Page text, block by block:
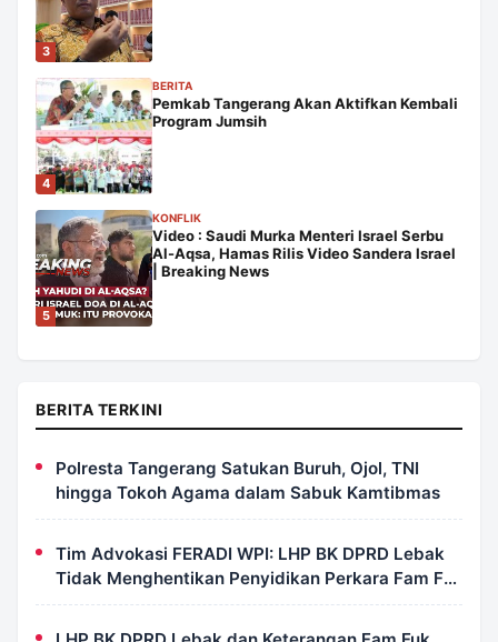
3
4
BERITA
Pemkab Tangerang Akan Aktifkan Kembali
Program Jumsih
5
KONFLIK
Video : Saudi Murka Menteri Israel Serbu
Al-Aqsa, Hamas Rilis Video Sandera Israel
| Breaking News
BERITA TERKINI
Polresta Tangerang Satukan Buruh, Ojol, TNI
hingga Tokoh Agama dalam Sabuk Kamtibmas
Tim Advokasi FERADI WPI: LHP BK DPRD Lebak
Tidak Menghentikan Penyidikan Perkara Fam Fuk
Tjhong Alias Pak Uun